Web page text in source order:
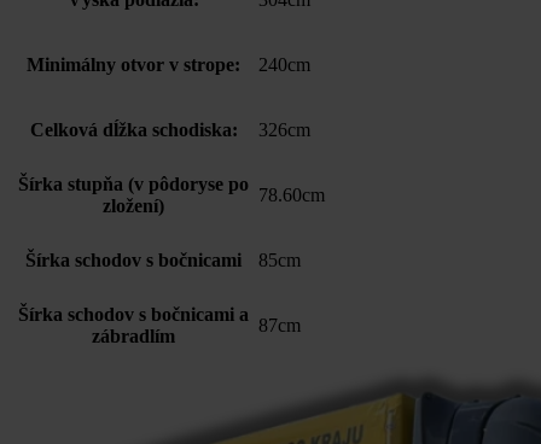
Minimálny otvor v strope: 240cm
Celková dĺžka schodiska: 326cm
Šírka stupňa (v pôdoryse po
zložení)
78.60cm
Šírka schodov s bočnicami 85cm
Šírka schodov s bočnicami a
zábradlím
87cm